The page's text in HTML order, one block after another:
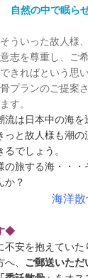
自然の中で眠ら
そういった故人様
意志を尊重し、ご
できればという思
骨プランのご提案
ます。
は日本中の海を
っと故人様も潮の
でしょう。
旅する海・・・
か？
海洋
◆
安を抱えていた
、 ご郵送いただ